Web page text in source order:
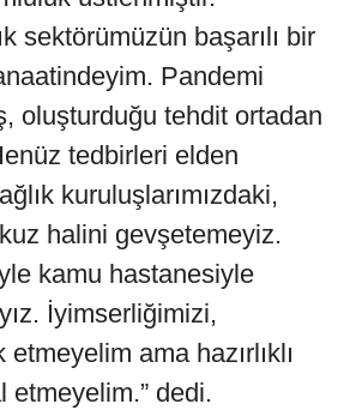
sektörümüzün başarılı bir
Pandemi
oluşturduğu tehdit ortadan
tedbirleri elden
kuruluşlarımızdaki,
halini gevşetemeyiz.
kamu hastanesiyle
İyimserliğimizi,
ama hazırlıklı
etmeyelim.” dedi.